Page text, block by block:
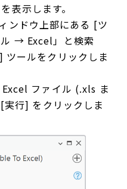
表示します。
ンドウ上部にある [ツ
→ Excel」と検索
ールをクリックしま
ファイル (.xls ま
行] をクリックしま